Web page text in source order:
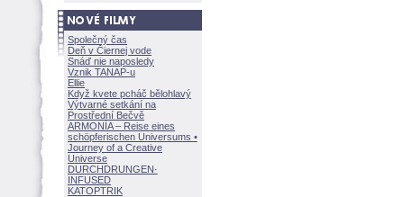
Společný čas
Deň v Čiernej vode
Snáď nie naposledy
Vznik TANAP-u
Ellie
Když kvete pcháč bělohlavý
Výtvarné setkání na
Prostřední Bečvě
ARMONÍA – Reise eines
schöpferischen Universums •
Journey of a Creative
Universe
DURCHDRUNGEN·
INFUSED
KATOPTRIK